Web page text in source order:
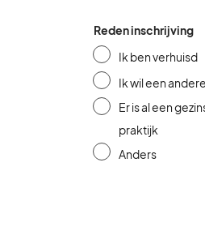
Reden inschrijving
Ik ben verhuisd
Ik wil een
Er is al een
praktijk
Anders